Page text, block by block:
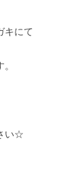
キにて
い☆